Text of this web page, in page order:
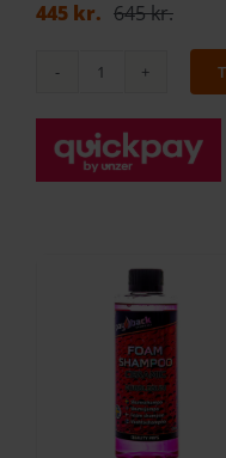
645kr.Den
445 kr.
Den
Startpakke
til
bilpleje
antal